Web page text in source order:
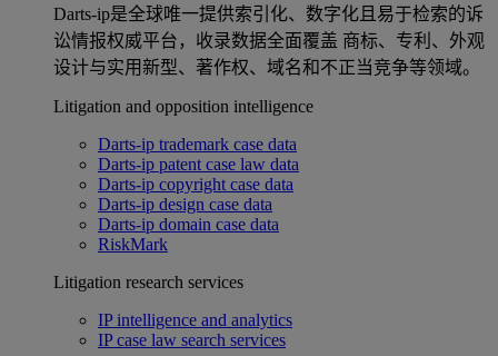
Darts-ip是全球唯一提供索引化、数字化且易于检索的诉
讼情报权威平台，收录数据全面覆盖 商标、专利、外观
设计与实用新型、著作权、域名和不正当竞争等领域。
Litigation and opposition intelligence
Darts-ip trademark case data
Darts-ip patent case law data
Darts-ip copyright case data
Darts-ip design case data
Darts-ip domain case data
RiskMark
Litigation research services
IP intelligence and analytics
IP case law search services